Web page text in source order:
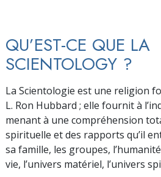
QU’EST-CE QUE LA
SCIENTOLOGY ?
La Scientologie est une religion
L. Ron Hubbard ; elle fournit à
menant à une compréhension
spirituelle et des rapports qu’il
sa famille, les groupes,
vie, l’univers matériel, l’univers